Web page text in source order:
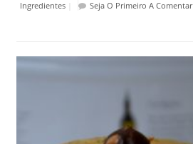
Ingredientes| Seja O Primeiro A Comentar